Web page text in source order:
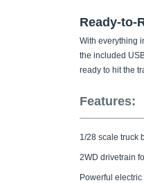
Ready-to-
With everything
the included
ready to hit the
Features:
1/28 scale truck
2WD drivetrain
Powerful